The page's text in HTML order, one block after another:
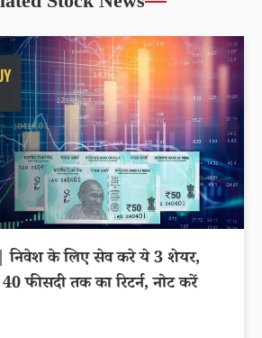
निवेश के लिए सेव करे ये 3 शेयर,
40 फीसदी तक का रिटर्न, नोट करें